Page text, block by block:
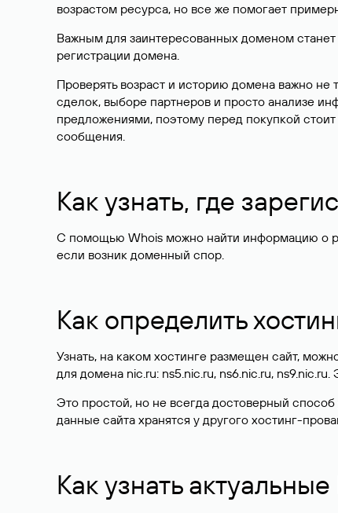
возрастом ресурса, но все же помогает
Важным для заинтересованных доменом
регистрации домена.
Проверять возраст и историю домена важно
сделок, выборе партнеров и просто анализе
предложениями, поэтому перед покупкой
сообщения.
Как узнать, где
С помощью Whois можно найти информацию о
если возник доменный спор.
Как определить
Узнать, на каком хостинге размещен сайт,
для домена nic.ru: ns5.nic.ru, ns6.nic.ru,
Это простой, но не всегда достоверный
данные сайта хранятся у другого хостинг-
Как узнать